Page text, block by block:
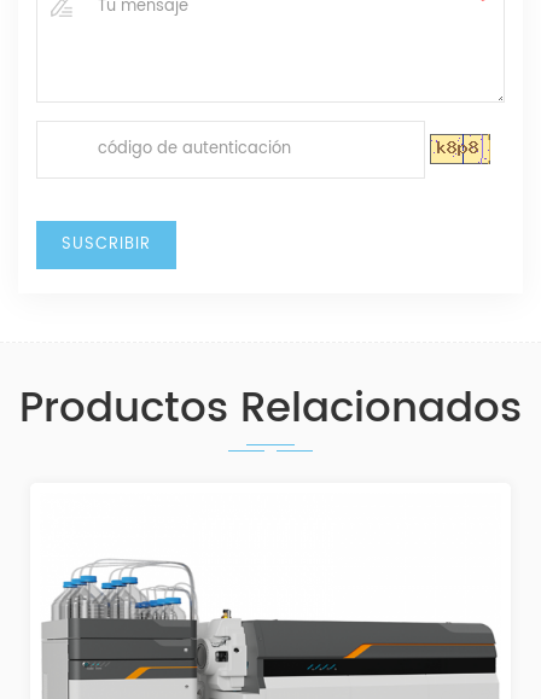
Productos Relacionados